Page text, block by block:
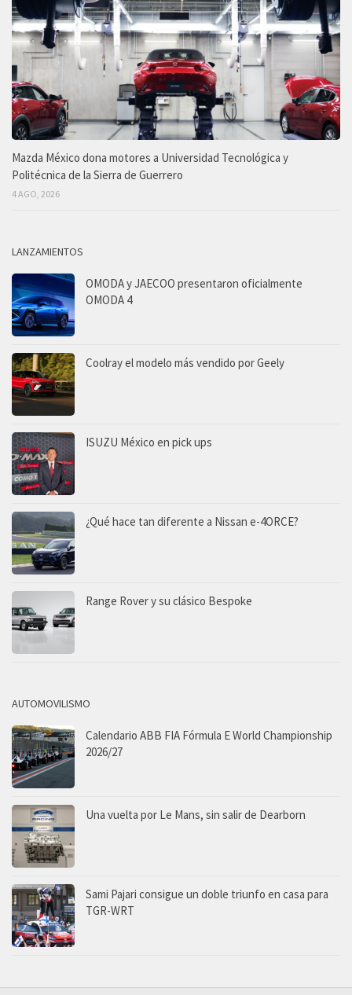
Mazda México dona motores a Universidad Tecnológica y
Politécnica de la Sierra de Guerrero
4 AGO, 2026
LANZAMIENTOS
OMODA y JAECOO presentaron oficialmente
OMODA 4
Coolray el modelo más vendido por Geely
ISUZU México en pick ups
¿Qué hace tan diferente a Nissan e-4ORCE?
Range Rover y su clásico Bespoke
AUTOMOVILISMO
Calendario ABB FIA Fórmula E World Championship
2026/27
Una vuelta por Le Mans, sin salir de Dearborn
Sami Pajari consigue un doble triunfo en casa para
TGR-WRT